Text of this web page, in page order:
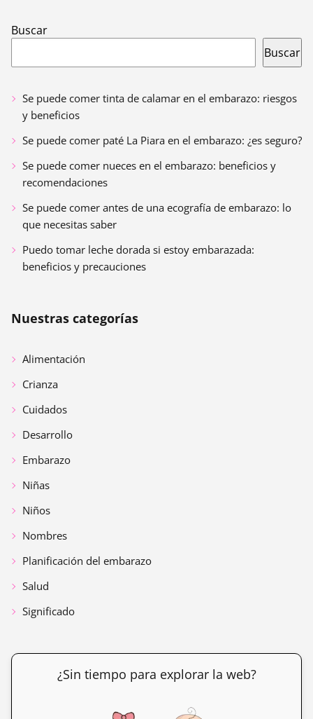
Buscar
Buscar
Se puede comer tinta de calamar en el embarazo: riesgos
y beneficios
Se puede comer paté La Piara en el embarazo: ¿es seguro?
Se puede comer nueces en el embarazo: beneficios y
recomendaciones
Se puede comer antes de una ecografía de embarazo: lo
que necesitas saber
Puedo tomar leche dorada si estoy embarazada:
beneficios y precauciones
Nuestras categorías
Alimentación
Crianza
Cuidados
Desarrollo
Embarazo
Niñas
Niños
Nombres
Planificación del embarazo
Salud
Significado
¿Sin tiempo para explorar la web?